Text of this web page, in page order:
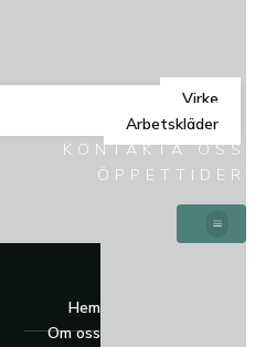
Virke
Arbetskläder
KONTAKTA OSS
ÖPPETTIDER
Hem
Om oss